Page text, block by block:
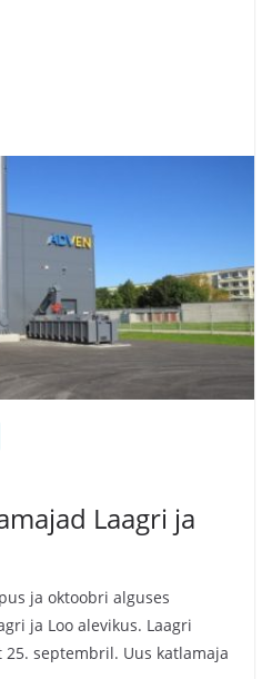
Laagri ja
ja oktoobri alguses
ja Loo alevikus. Laagri
septembril. Uus katlamaja